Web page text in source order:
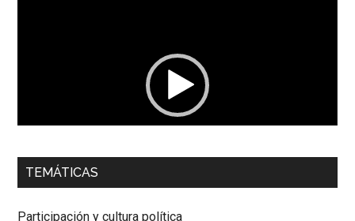
00:00 01:04
Dra. Carolina Corcho Mejía,Presidenta Corporación
TEMÁTICAS
Participación y cultura política